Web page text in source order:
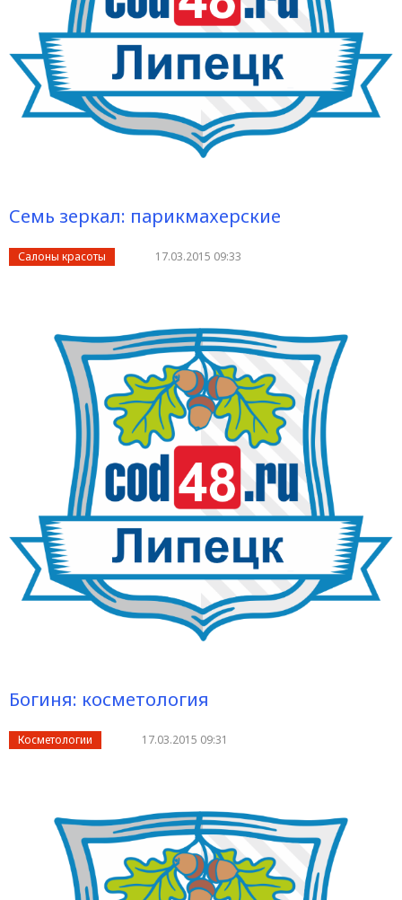
Семь зеркал: парикмахерские
Салоны красоты 17.03.2015 09:33
Богиня: косметология
Косметологии 17.03.2015 09:31